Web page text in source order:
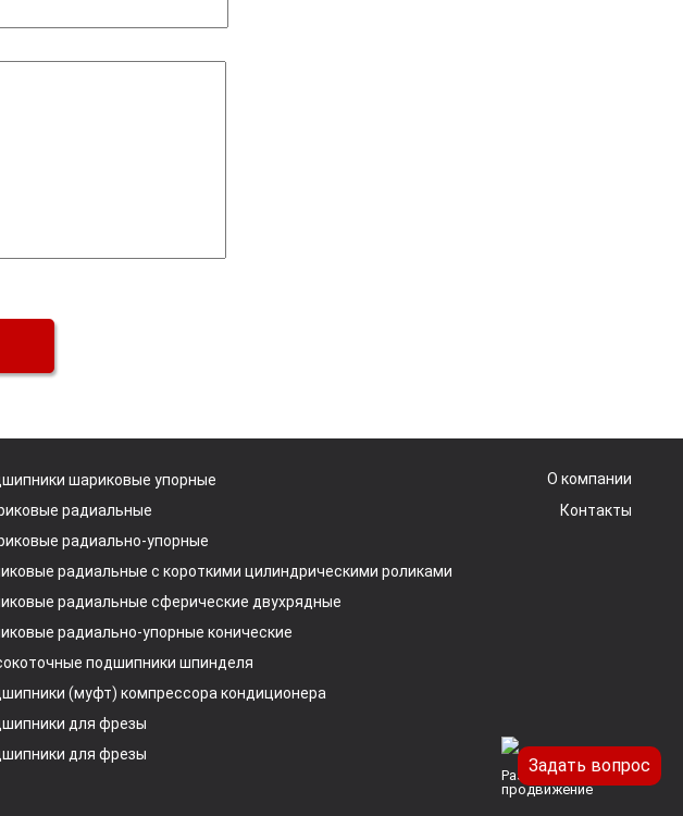
шариковые упорные
радиальные
радиально-упорные
радиальные с короткими цилиндрическими роликами
радиальные сферические двухрядные
радиально-упорные конические
подшипники шпинделя
(муфт) компрессора кондиционера
для фрезы
для фрезы
О компании
Контакты
Разработка и
продвижение
Задать вопрос